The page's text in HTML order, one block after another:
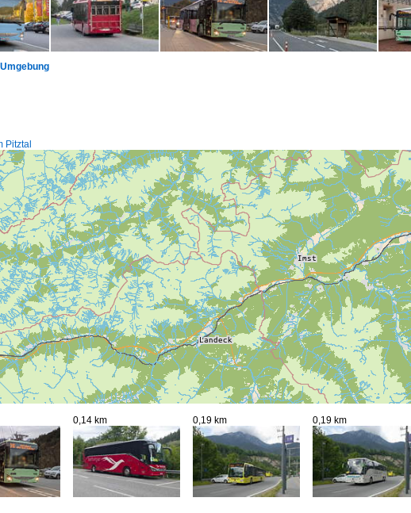
Pitztal
0,14 km 0,19 km 0,19 km